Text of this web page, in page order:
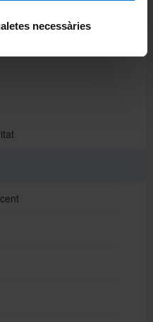
necessàries